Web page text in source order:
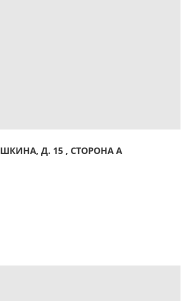
Д. 15 , СТОРОНА А